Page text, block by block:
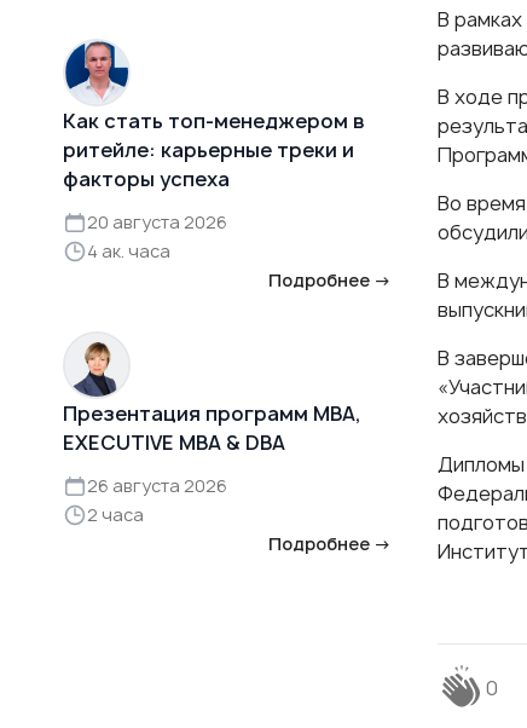
В
В ходе
Во
В
В
Дипломы
Как стать топ-менеджером в
ритейле: карьерные треки и
факторы успеха
20 августа 2026
4 ак. часа
Подробнее →
Презентация программ MBA,
EXECUTIVE MBA & DBA
26 августа 2026
2 часа
Подробнее →
0